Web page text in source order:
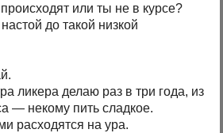
или ты не в курсе?
до такой низкой
ликера делаю раз в три года, из
— некому пить сладкое.
расходятся на ура.